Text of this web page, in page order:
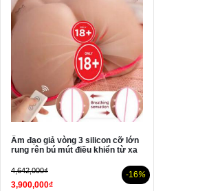
Âm đạo giả vòng 3 silicon cỡ lớn
rung rên bú mút điều khiển từ xa
4,642,000₫
3,900,000₫
-16%